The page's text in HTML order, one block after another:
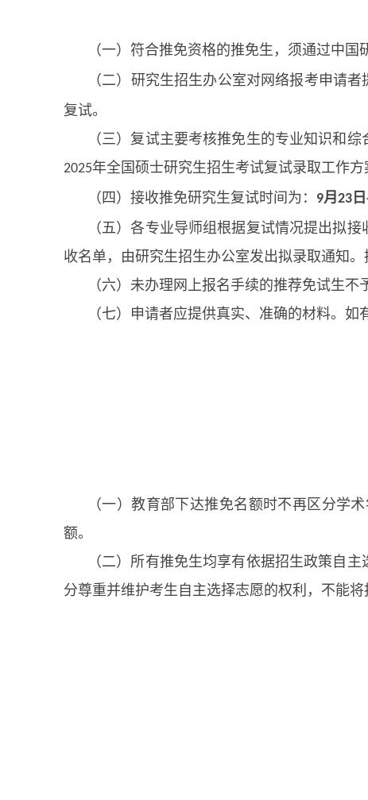
（一）符合推免资格的推免生，须通过中
（二）研究生招生办公室对网络报考申请
复试。
（三）复试主要考核推免生的专业知识和
2025年全国硕士研究生招生考试复试录取工作方
（四）接收推免研究生复试时间为： 9月 23 日
（五）各专业导师组根据复试情况提出拟
收名单，由研究生招生办公室发出拟录取通知
（六）未办理网上报名手续的推荐免试生不
（七）申请者应提供真实、准确的材料。如
（一）教育部下达推免名额时不再区分学
额。
（二）所有推免生均享有依据招生政策自
分尊重并维护考生自主选择志愿的权利，不能